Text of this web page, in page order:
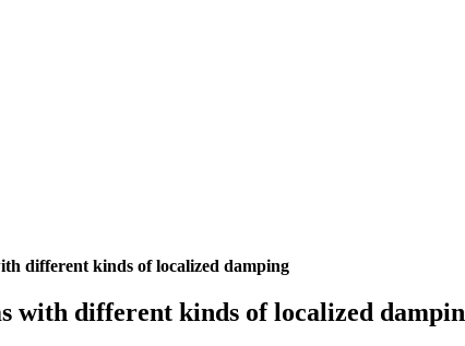
different kinds of localized damping
with different kinds of localized